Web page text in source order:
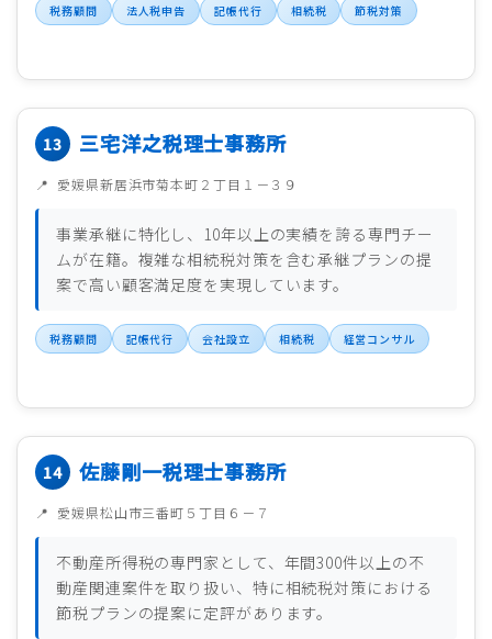
税務顧問 法人税申告 記帳代行 相続税 節税対策
三宅洋之税理士事務所
愛媛県新居浜市菊本町２丁目１－３９
事業承継に特化し、10年以上の実績を誇る専門チー
ムが在籍。複雑な相続税対策を含む承継プランの提
案で高い顧客満足度を実現しています。
税務顧問 記帳代行 会社設立 相続税 経営コンサル
佐藤剛一税理士事務所
愛媛県松山市三番町５丁目６－７
不動産所得税の専門家として、年間300件以上の不
動産関連案件を取り扱い、特に相続税対策における
節税プランの提案に定評があります。